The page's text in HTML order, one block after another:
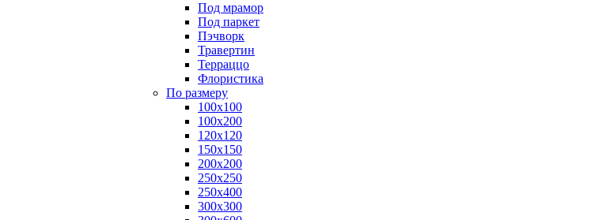
Под мрамор
Под паркет
Пэчворк
Травертин
Терраццо
Флористика
По размеру
100х100
100х200
120х120
150х150
200х200
250х250
250х400
300х300